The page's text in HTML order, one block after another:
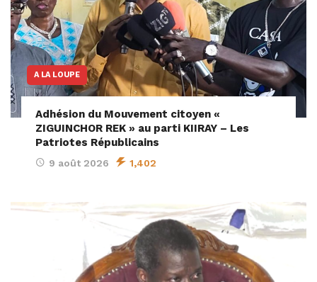
A LA LOUPE
Adhésion du Mouvement citoyen «
ZIGUINCHOR REK » au parti KIIRAY – Les
Patriotes Républicains
9 août 2026 1,402